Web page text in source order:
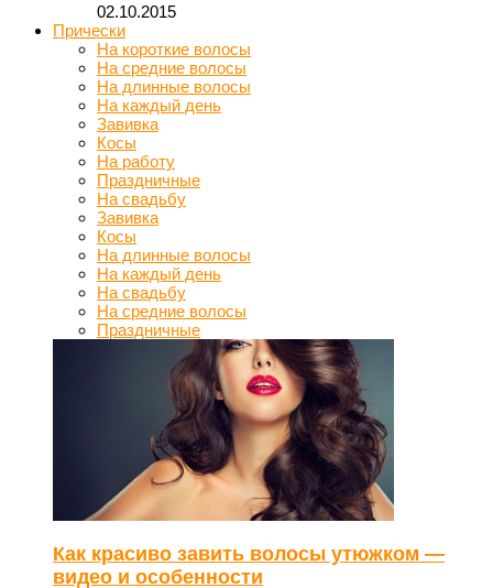
02.10.2015
Прически
На короткие волосы
На средние волосы
На длинные волосы
На каждый день
Завивка
Косы
На работу
Праздничные
На свадьбу
Завивка
Косы
На длинные волосы
На каждый день
На свадьбу
На средние волосы
Праздничные
Как красиво завить волосы утюжком —
видео и особенности